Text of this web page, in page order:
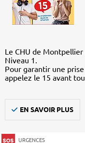
Le CHU de
Niveau 1.
Pour garantir une
appelez le 15 avant
EN SAVOIR PLUS
URGENCES